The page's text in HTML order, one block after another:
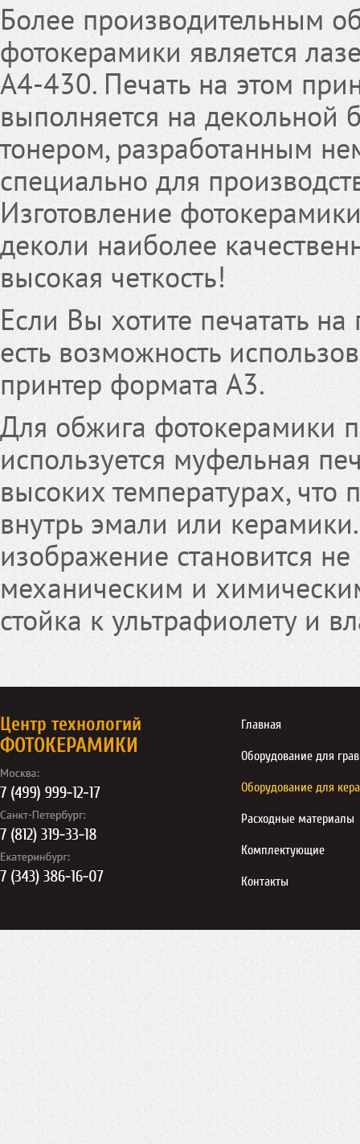
Более производительным
фотокерамики является
А4-430. Печать на этом
выполняется на декольной
тонером, разработанным
специально для
Изготовление
деколи наиболее
высокая четкость!
Если Вы хотите печатать
есть возможность
принтер формата А3.
Для обжига фотокерамики
используется муфельная
высоких температурах, что
внутрь эмали или
изображение становится
механическим и
стойка к ультрафиолету и
Центр технологий
ФОТОКЕРАМИКИ
Главная
Оборудование для
Оборудование для
Расходные материалы
Комплектующие
Контакты